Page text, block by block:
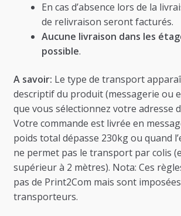
En cas d’absence lors de la
de relivraison seront facturés.
Aucune livraison dans les
possible.
A savoir: Le type de transport
descriptif du produit (messagerie ou
que vous sélectionnez votre adresse
Votre commande est livrée en
poids total dépasse 230kg ou quand
ne permet pas le transport par colis
supérieur à 2 mètres). Nota: Ces
pas de Print2Com mais sont
transporteurs.